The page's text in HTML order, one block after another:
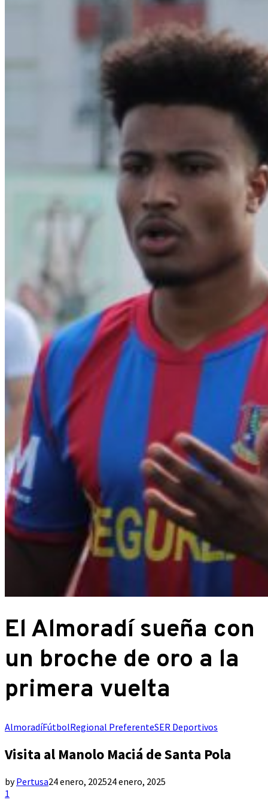
El Almoradí sueña con
un broche de oro a la
primera vuelta
AlmoradíFútbolRegional PreferenteSER Deportivos
Visita al Manolo Maciá de Santa Pola
byPertusa24 enero, 202524 enero, 2025
1